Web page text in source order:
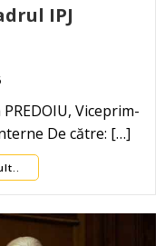
IPJ
Viceprim-
De către: […]